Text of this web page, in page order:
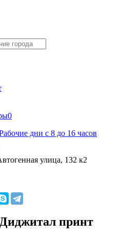
0
дни с 8 до 16 часов
улица, 132 к2
принт